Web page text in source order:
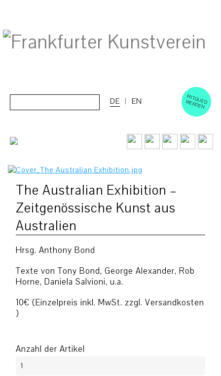
M
ITGLIED W
ERD
EN
DE EN
The Australian Exhibition –
Zeitgenössische Kunst aus
Australien
Hrsg. Anthony Bond
Texte von Tony Bond, George Alexander, Rob
Horne, Daniela Salvioni, u.a.
10€ (Einzelpreis inkl. MwSt. zzgl. Versandkosten
)
Anzahl der Artikel